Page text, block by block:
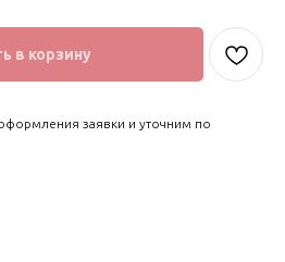
в корзину
заявки и уточним по